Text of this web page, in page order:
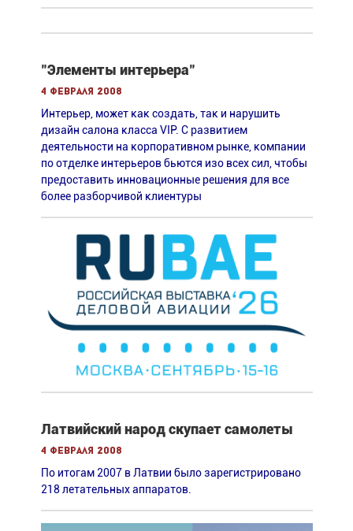
"Элементы интерьера"
4 февраля 2008
Интерьер, может как создать, так и нарушить
дизайн салона класса VIP. С развитием
деятельности на корпоративном рынке, компании
по отделке интерьеров бьются изо всех сил, чтобы
предоставить инновационные решения для все
более разборчивой клиентуры
Латвийский народ скупает самолеты
4 февраля 2008
По итогам 2007 в Латвии было зарегистрировано
218 летательных аппаратов.